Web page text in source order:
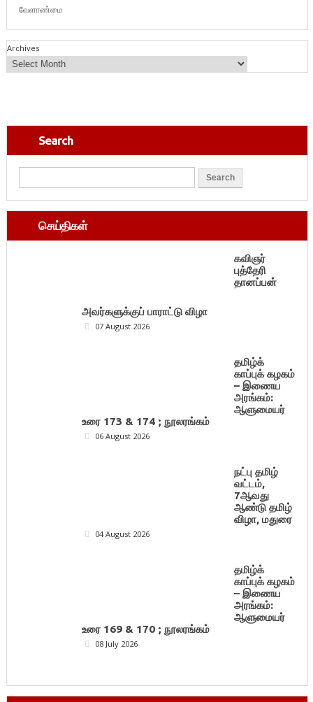
வேளாண்மை
Archives
Search
செய்திகள்
கவிஞர்
புத்தேரி
தானப்பன்
அவர்களுக்குப் பாராட்டு விழா
07 August 2026
தமிழ்க்
காப்புக் கழகம்
– இணைய
அரங்கம்:
ஆளுமையர்
உரை 173 & 174 ; நூலரங்கம்
06 August 2026
நட்பு தமிழ்
வட்டம்,
7ஆவது
ஆண்டு தமிழ்
விழா, மதுரை
04 August 2026
தமிழ்க்
காப்புக் கழகம்
– இணைய
அரங்கம்:
ஆளுமையர்
உரை 169 & 170 ; நூலரங்கம்
08 July 2026